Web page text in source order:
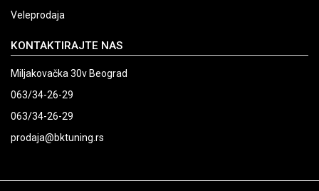
Veleprodaja
KONTAKTIRAJTE NAS
Miljakovačka 30v Beograd
063/34-26-29
063/34-26-29
prodaja@bktuning.rs